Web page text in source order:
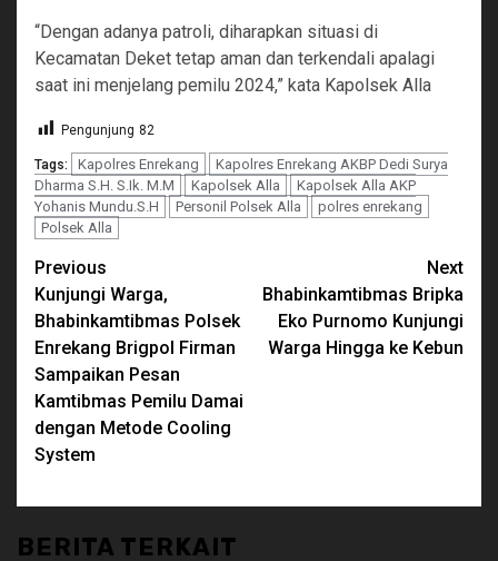
“Dengan adanya patroli, diharapkan situasi di
Kecamatan Deket tetap aman dan terkendali apalagi
saat ini menjelang pemilu 2024,” kata Kapolsek Alla
Pengunjung 82
Tags: Kapolres Enrekang
Kapolres Enrekang AKBP Dedi Surya
Dharma S.H. S.Ik. M.M
Kapolsek Alla
Kapolsek Alla AKP
Yohanis Mundu.S.H
Personil Polsek Alla
polres enrekang
Polsek Alla
Continue
Reading
Previous
Kunjungi Warga,
Bhabinkamtibmas Polsek
Enrekang Brigpol Firman
Sampaikan Pesan
Kamtibmas Pemilu Damai
dengan Metode Cooling
System
Next
Bhabinkamtibmas Bripka
Eko Purnomo Kunjungi
Warga Hingga ke Kebun
BERITA TERKAIT